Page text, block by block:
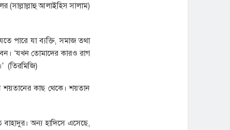
আলাইহিস সালাম)
পারে যা ব্যক্তি, সমাজ তথা
‘যখন তোমাদের কারও রাগ
(তিরমিজি)
শয়তানের কাছ থেকে। শয়তান
অন্য হাদিসে এসেছে,